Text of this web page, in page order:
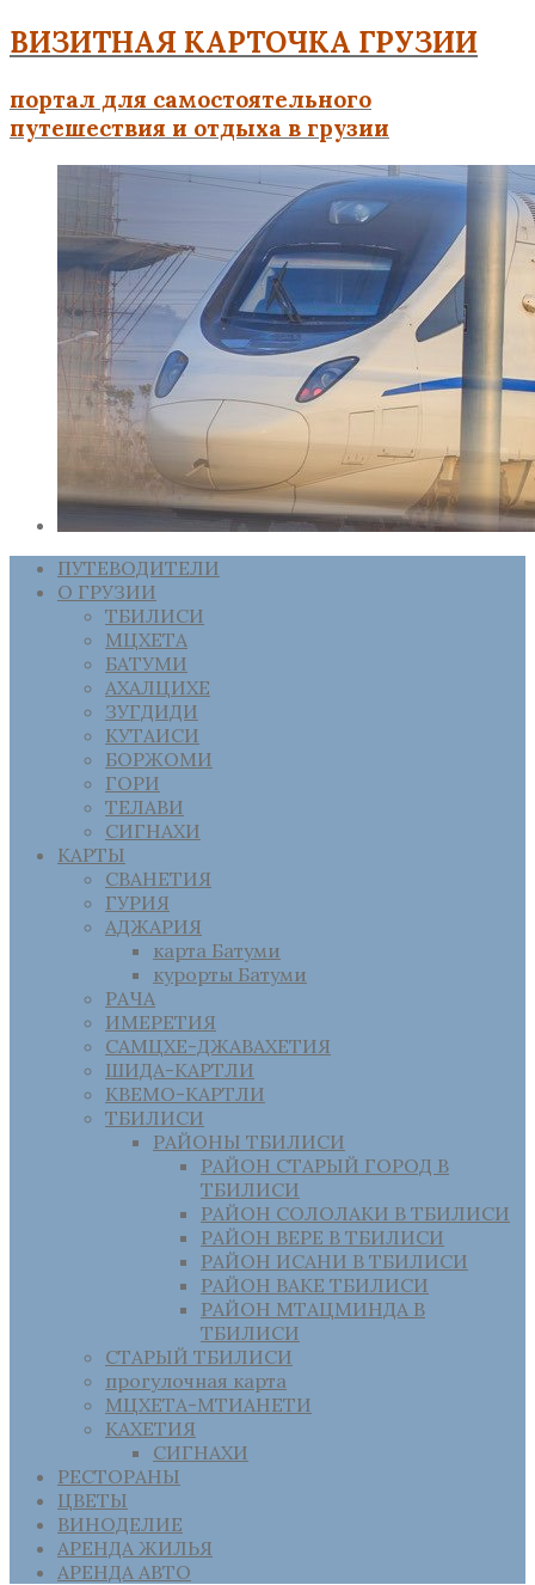
ВИЗИТНАЯ КАРТОЧКА ГРУЗИИ
портал для самостоятельного
путешествия и отдыха в грузии
ПУТЕВОДИТЕЛИ
О ГРУЗИИ
ТБИЛИСИ
МЦХЕТА
БАТУМИ
АХАЛЦИХЕ
ЗУГДИДИ
КУТАИСИ
БОРЖОМИ
ГОРИ
ТЕЛАВИ
СИГНАХИ
КАРТЫ
СВАНЕТИЯ
ГУРИЯ
АДЖАРИЯ
карта Батуми
курорты Батуми
РАЧА
ИМЕРЕТИЯ
САМЦХЕ-ДЖАВАХЕТИЯ
ШИДА-КАРТЛИ
КВЕМО-КАРТЛИ
ТБИЛИСИ
РАЙОНЫ ТБИЛИСИ
РАЙОН СТАРЫЙ ГОРОД В
ТБИЛИСИ
РАЙОН СОЛОЛАКИ В ТБИЛИСИ
РАЙОН ВЕРЕ В ТБИЛИСИ
РАЙОН ИСАНИ В ТБИЛИСИ
РАЙОН ВАКЕ ТБИЛИСИ
РАЙОН МТАЦМИНДА В
ТБИЛИСИ
СТАРЫЙ ТБИЛИСИ
прогулочная карта
МЦХЕТА-МТИАНЕТИ
КАХЕТИЯ
СИГНАХИ
РЕСТОРАНЫ
ЦВЕТЫ
ВИНОДЕЛИЕ
АРЕНДА ЖИЛЬЯ
АРЕНДА АВТО